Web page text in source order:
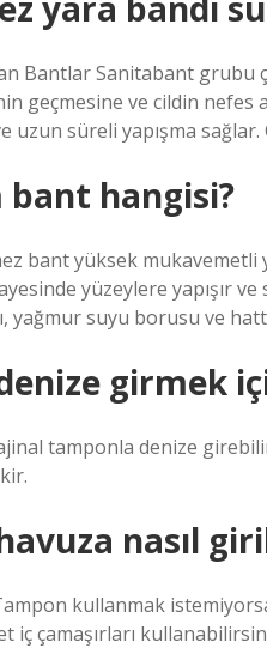
Bantlar Sanitabant grubu
geçmesine ve cildin nefes
uzun süreli yapışma
bant hangisi?
bant yüksek mukavemetli
yüzeylere yapışır
yağmur suyu borusu ve
girmek
tamponla denize
nasıl
kullanmak
iç çamaşırları